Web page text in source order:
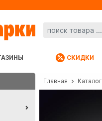
СКИДКИ
Главная Каталог